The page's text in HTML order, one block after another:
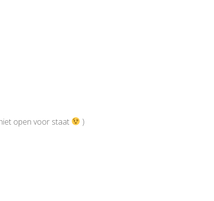
open voor staat
)